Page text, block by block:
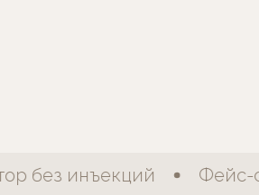
без инъекций Фейс-